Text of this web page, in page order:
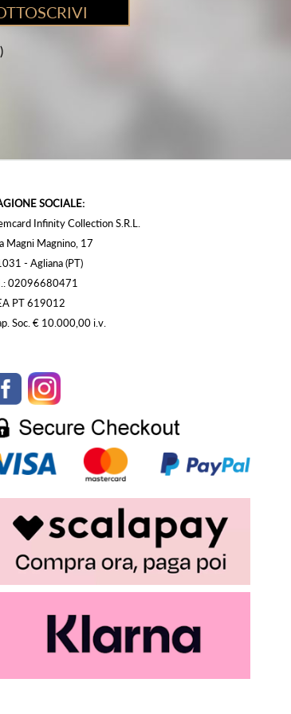
SOCIALE:
Infinity Collection S.R.L.
Magni Magnino, 17
- Agliana (PT)
02096680471
PT 619012
Soc. € 10.000,00 i.v.